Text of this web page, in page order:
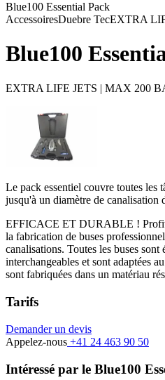
Blue100 Essential Pack
AccessoiresDuebre TecEXTRA
Blue100
EXTRA LIFE JETS | MAX 200
Le pack essentiel couvre toutes les
jusqu'à un diamètre de canalisation
EFFICACE ET DURABLE !
la fabrication de buses
canalisations. Toutes les buses sont
interchangeables et sont adaptées
sont fabriquées dans un matériau
Tarifs
Demander un devis
Appelez-nous +41 24 463 90 50
Intéressé par le Blue100